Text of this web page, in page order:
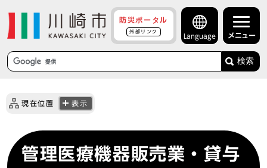
防災ポータル
外部リンク
Language メニュー
検索
現在位置 表示
管理医療機器販売業・貸与